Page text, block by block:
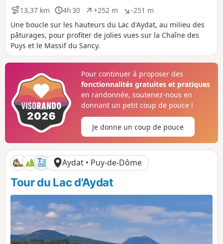
f
f
13,37 km
D
i
s
t
a
n
4h 30
D
u
r
é
e
+252 m
D
é
n
i
v
e
é
p
o
s
f
-251 m
D
é
n
e
é
n
é
g
a
f
Une boucle sur les hauteurs du Lac d'Aydat, au milieu des
pâturages, pour profiter de jolies vues sur la Chaîne des
Puys et le Massif du Sancy.
Pour continuer à proposer des
fonctionnalités gratuites et pratiques
en randonnée, soutenez-nous en
donnant un petit coup de pouce !
Je donne un coup de pouce
Aydat • Puy-de-Dôme
Tour du Lac d'Aydat